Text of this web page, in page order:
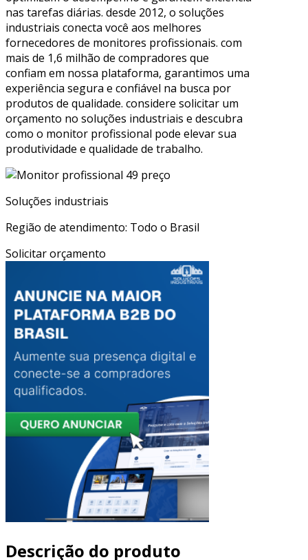
nas tarefas diárias. desde 2012, o soluções
industriais conecta você aos melhores
fornecedores de monitores profissionais. com
mais de 1,6 milhão de compradores que
confiam em nossa plataforma, garantimos uma
experiência segura e confiável na busca por
produtos de qualidade. considere solicitar um
orçamento no soluções industriais e descubra
como o monitor profissional pode elevar sua
produtividade e qualidade de trabalho.
Soluções industriais
Região de atendimento: Todo o Brasil
Solicitar orçamento
Descrição do produto